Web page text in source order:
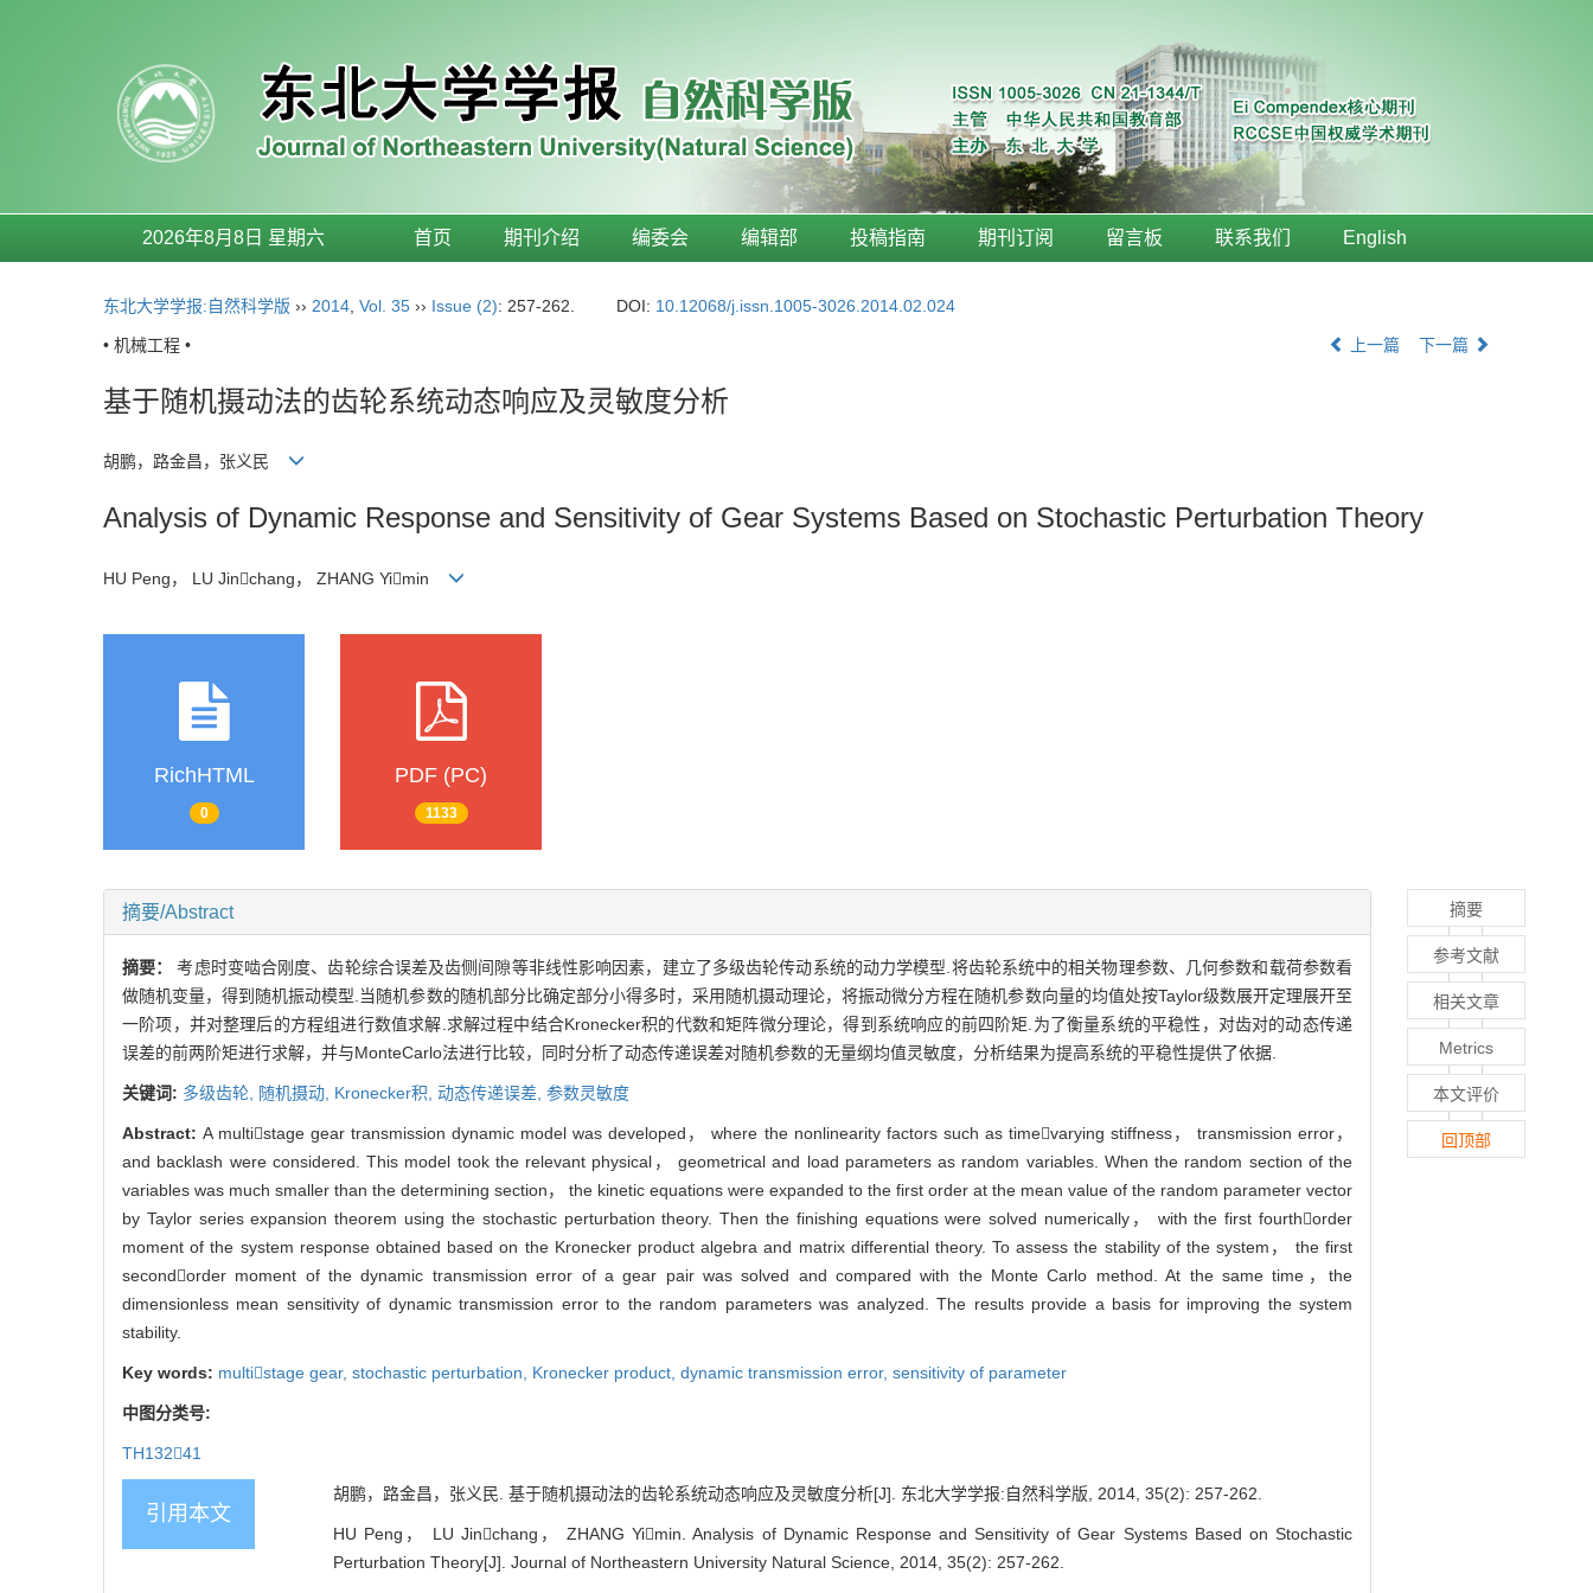
2026年8月8日 星期六 首页 期刊介绍 编委会 编辑部 投稿指南 期刊订阅 留言板 联系我们 English
东北大学学报:自然科学版 ›› 2014 Vol. 35 ›› Issue (2): 257-262. DOI: 10.12068/j.issn.1005-3026.2014.02.024
• 机械工程 • 上一篇 下一篇
基于随机摄动法的齿轮系统动态响应及灵敏度分析
胡鹏，路金昌，张义民
Analysis of Dynamic Response and Sensitivity of Gear Systems Based on Stochastic Perturbation Theory
HU Peng， LU Jinchang， ZHANG Yimin
RichHTML
0
PDF (PC)
1133
摘要/Abstract
摘要：考虑时变啮合刚度、齿轮综合误差及齿侧间隙等非线性影响因素，建立了多级齿轮传动系统的动力学模型.将齿轮系统中的相关物理参数、几何参数和载荷参数看
做随机变量，得到随机振动模型.当随机参数的随机部分比确定部分小得多时，采用随机摄动理论，将振动微分方程在随机参数向量的均值处按Taylor级数展开定理展开至
一阶项，并对整理后的方程组进行数值求解.求解过程中结合Kronecker积的代数和矩阵微分理论，得到系统响应的前四阶矩.为了衡量系统的平稳性，对齿对的动态传递
误差的前两阶矩进行求解，并与MonteCarlo法进行比较，同时分析了动态传递误差对随机参数的无量纲均值灵敏度，分析结果为提高系统的平稳性提供了依据.
关键词: 多级齿轮, 随机摄动, Kronecker积, 动态传递误差, 参数灵敏度
Abstract:A multistage gear transmission dynamic model was developed， where the nonlinearity factors such as timevarying stiffness， transmission error，
and backlash were considered. This model took the relevant physical， geometrical and load parameters as random variables. When the random section of the
variables was much smaller than the determining section， the kinetic equations were expanded to the first order at the mean value of the random parameter vector
by Taylor series expansion theorem using the stochastic perturbation theory. Then the finishing equations were solved numerically， with the first fourthorder
moment of the system response obtained based on the Kronecker product algebra and matrix differential theory. To assess the stability of the system， the first
secondorder moment of the dynamic transmission error of a gear pair was solved and compared with the Monte Carlo method. At the same time，the
dimensionless mean sensitivity of dynamic transmission error to the random parameters was analyzed. The results provide a basis for improving the system
stability.
Key words: multistage gear, stochastic perturbation, Kronecker product, dynamic transmission error, sensitivity of parameter
中图分类号:
TH13241
引用本文
胡鹏，路金昌，张义民. 基于随机摄动法的齿轮系统动态响应及灵敏度分析[J]. 东北大学学报:自然科学版, 2014, 35(2): 257-262.
HU Peng， LU Jinchang， ZHANG Yimin. Analysis of Dynamic Response and Sensitivity of Gear Systems Based on Stochastic
Perturbation Theory[J]. Journal of Northeastern University Natural Science, 2014, 35(2): 257-262.
摘要
参考文献
相关文章
Metrics
本文评价
回顶部